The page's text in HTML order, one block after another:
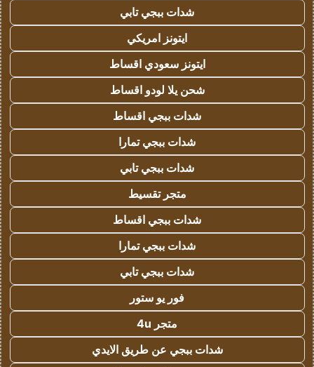
شدات ببجي تابي
ايتونز امريكي
ايتونز سعودي اقساط
شحن يلا لودو اقساط
شدات ببجي اقساط
شدات ببجي تمارا
شدات ببجي تابي
متجر تقسيط
شدات ببجي اقساط
شدات ببجي تمارا
شدات ببجي تابي
فور يو ستور
متجر 4u
شدات ببجي عن طريق الايدي